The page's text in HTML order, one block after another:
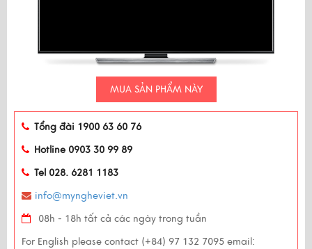
MUA SẢN PHẨM NÀY
Tổng đài 1900 63 60 76
Hotline 0903 30 99 89
Tel 028. 6281 1183
info@myngheviet.vn
08h - 18h tất cả các ngày trong tuần
For English please contact (+84) 97 132 7095 email: